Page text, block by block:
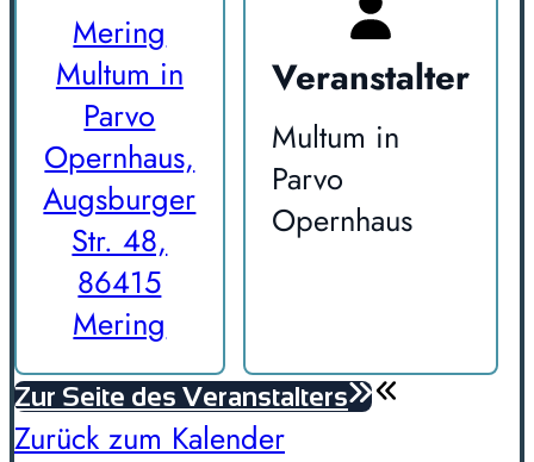
Mering
Multum in
Parvo
Opernhaus,
Augsburger
Str. 48,
86415
Mering
Veranstalter
Multum in
Parvo
Opernhaus
Zur Seite des Veranstalters
Zurück zum Kalender